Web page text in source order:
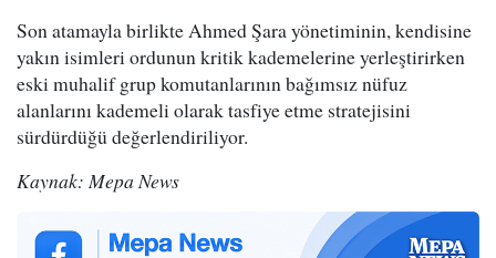
Son atamayla birlikte Ahmed Şara yönetiminin, kendisine
yakın isimleri ordunun kritik kademelerine yerleştirirken
eski muhalif grup komutanlarının bağımsız nüfuz
alanlarını kademeli olarak tasfiye etme stratejisini
sürdürdüğü değerlendiriliyor.
Kaynak: Mepa News